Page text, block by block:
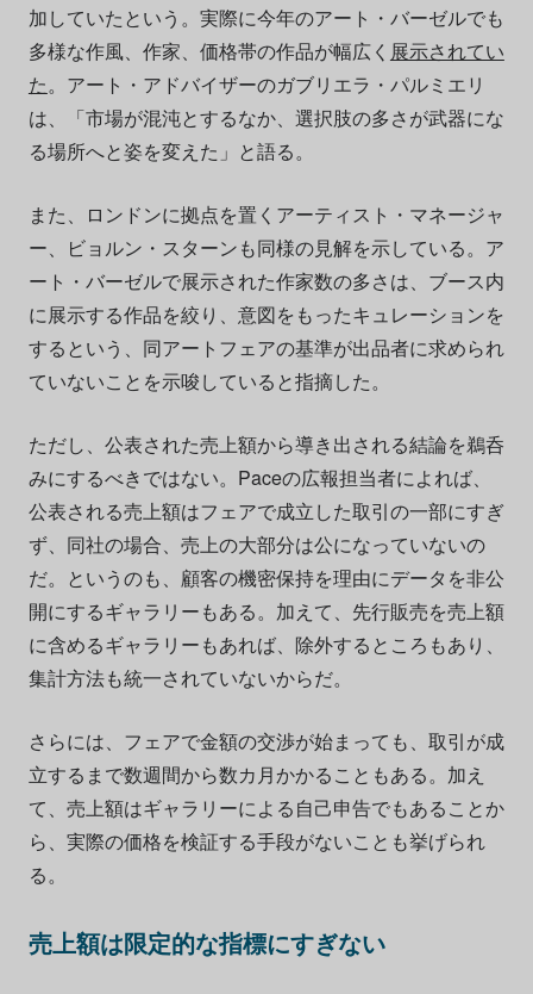
加していたという。実際に今年のアート・バーゼルでも
多様な作風、作家、価格帯の作品が幅広く 展示されてい
た。アート・アドバイザーのガブリエラ・パルミエリ
は、「市場が混沌とするなか、選択肢の多さが武器にな
る場所へと姿を変えた」と語る。
また、ロンドンに拠点を置くアーティスト・マネージャ
ー、ビョルン・スターンも同様の見解を示している。ア
ート・バーゼルで展示された作家数の多さは、ブース内
に展示する作品を絞り、意図をもったキュレーションを
するという、同アートフェアの基準が出品者に求められ
ていないことを示唆していると指摘した。
ただし、公表された売上額から導き出される結論を鵜呑
みにするべきではない。Paceの広報担当者によれば、
公表される売上額はフェアで成立した取引の一部にすぎ
ず、同社の場合、売上の大部分は公になっていないの
だ。というのも、顧客の機密保持を理由にデータを非公
開にするギャラリーもある。加えて、先行販売を売上額
に含めるギャラリーもあれば、除外するところもあり、
集計方法も統一されていないからだ。
さらには、フェアで金額の交渉が始まっても、取引が成
立するまで数週間から数カ月かかることもある。加え
て、売上額はギャラリーによる自己申告でもあることか
ら、実際の価格を検証する手段がないことも挙げられ
る。
売上額は限定的な指標にすぎない